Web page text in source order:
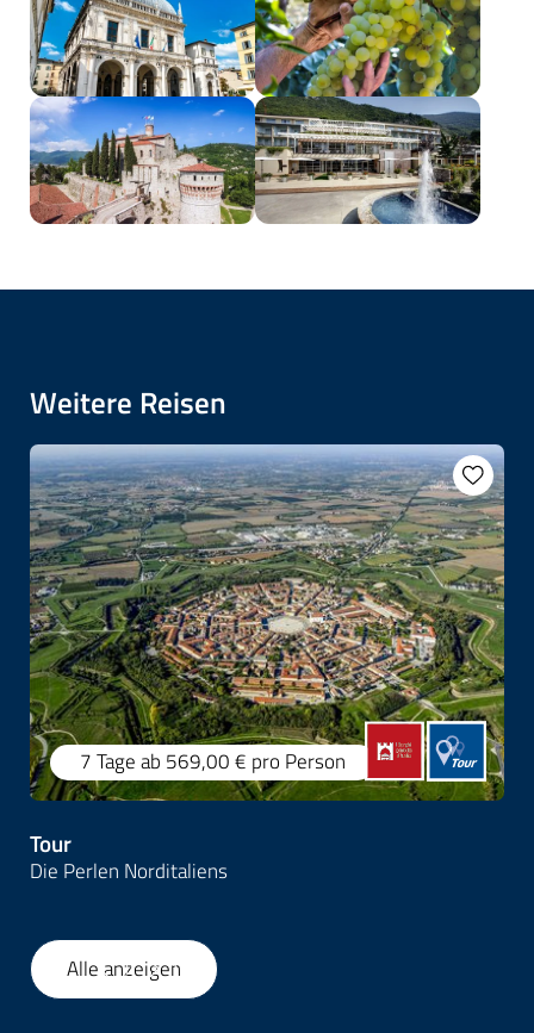
Weitere Reisen
7 Tageab 569,00 € pro Person
Tour
Die Perlen Norditaliens
1 20
Alle anzeigen